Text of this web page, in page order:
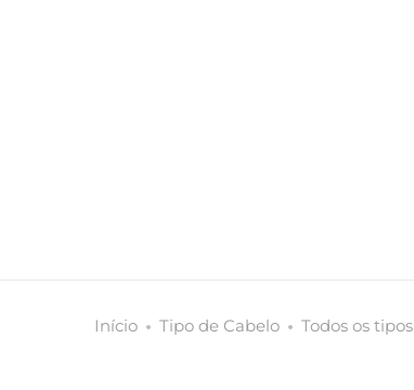
Início Tipo de Cabelo Todos os tipos